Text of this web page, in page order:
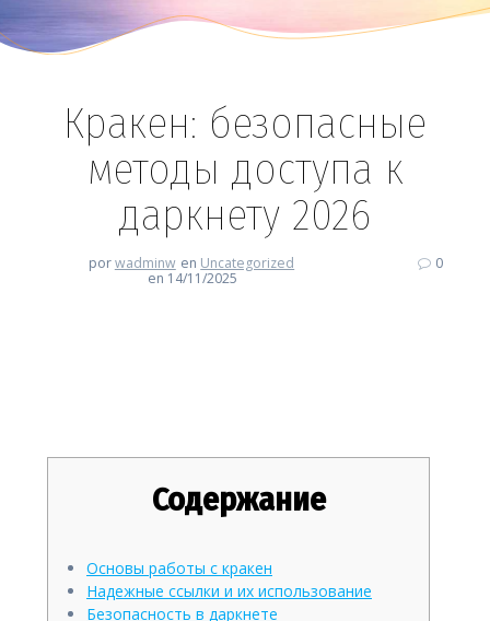
Кракен: безопасные
методы доступа к
даркнету 2026
porwadminw en Uncategorized
en 14/11/2025
0
Содержание
Основы работы с кракен
Надежные ссылки и их использование
Безопасность в даркнете